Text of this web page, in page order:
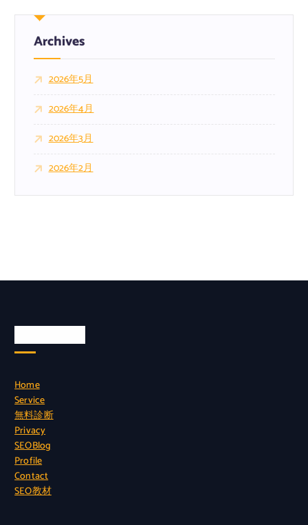
Archives
2026年5月
2026年4月
2026年3月
2026年2月
Home
Service
無料診断
Privacy
SEOBlog
Profile
Contact
SEO教材